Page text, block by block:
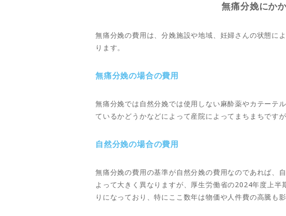
無痛分娩にか
無痛分娩の費用は、分娩施設や地域、妊婦さんの状態に
ります。
無痛分娩の場合の費用
無痛分娩では自然分娩では使用しない麻酔薬やカテーテ
ているかどうかなどによって産院によってまちまちです
自然分娩の場合の費用
無痛分娩の費用の基準が自然分娩の費用なのであれば、
よって大きく異なりますが、厚生労働省の2024年度上
りになっており、特にここ数年は物価や人件費の高騰も